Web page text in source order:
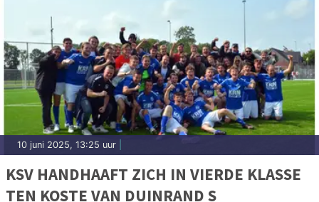
10 juni 2025, 13:25 uur
KSV HANDHAAFT ZICH IN VIERDE KLASSE
TEN KOSTE VAN DUINRAND S